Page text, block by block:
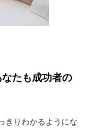
たも成功者の
きりわかるようにな